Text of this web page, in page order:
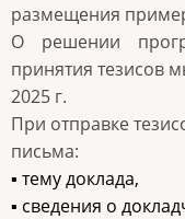
размещения
О решении
принятия тезисов
2025 г.
При отправке
письма:
▪ тему доклада,
▪ сведения о